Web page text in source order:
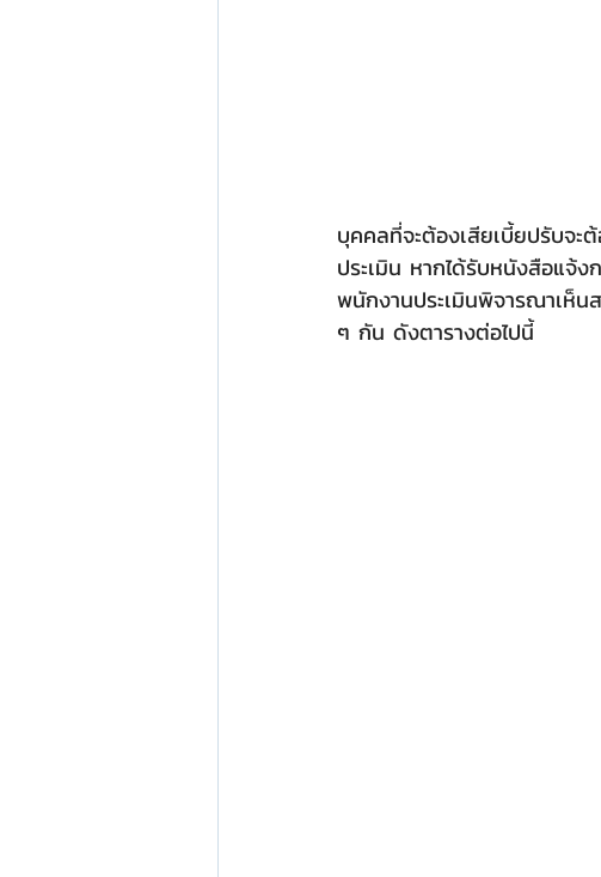
บุคคลที่จะต้องเสียเบี้ยปรับจะ
ประเมิน หากได้รับหนังสือแจ้
พนักงานประเมินพิจารณาเห็น
ๆ กัน ดังตารางต่อไปนี้